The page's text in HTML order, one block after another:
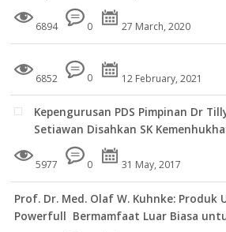
6894 0 27 March, 2020
6852 0 12 February, 2021
Kepengurusan PDS Pimpinan Dr
Setiawan Disahkan SK
5977 0 31 May, 2017
Prof. Dr. Med. Olaf W. Kuhnke: Produk
Powerfull Bermamfaat Luar Biasa